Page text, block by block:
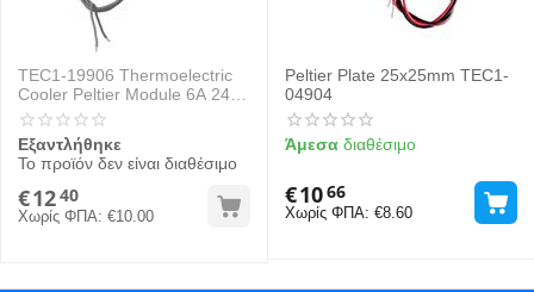
TEC1-19906 Thermoelectric
Cooler Peltier Module 6A 24V
120W 40x40x4mm
Εξαντλήθηκε
Το προϊόν δεν είναι διαθέσιμο
€1240
Χωρίς ΦΠΑ: €10.00
Peltier Plate 25x25mm TEC1-
04904
Άμεσα διαθέσιμο
€1066
Χωρίς ΦΠΑ: €8.60